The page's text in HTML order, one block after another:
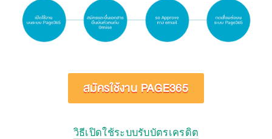
สมัครใช้งาน PAGE365
วิธีเปิดใช้ระบบรับบัตรเครดิต